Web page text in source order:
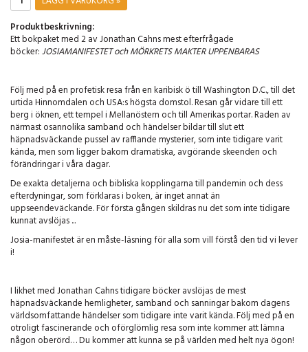
Produktbeskrivning:
Ett bokpaket med 2 av Jonathan Cahns mest efterfrågade
böcker:JOSIAMANIFESTET och MÖRKRETS MAKTER UPPENBARAS
Följ med på en profetisk resa från en karibisk ö till Washington D.C., till det
urtida Hinnomdalen och USA:s högsta domstol. Resan går vidare till ett
berg i öknen, ett tempel i Mellanöstern och till Amerikas portar. Raden av
närmast osannolika samband och händelser bildar till slut ett
häpnadsväckande pussel av rafflande mysterier, som inte tidigare varit
kända, men som ligger bakom dramatiska, avgörande skeenden och
förändringar i våra dagar.
De exakta detaljerna och bibliska kopplingarna till pandemin och dess
efterdyningar, som förklaras i boken, är inget annat än
uppseendeväckande. För första gången skildras nu det som inte tidigare
kunnat avslöjas ...
Josia-manifestet är en måste-läsning för alla som vill förstå den tid vi lever
i!
I likhet med Jonathan Cahns tidigare böcker avslöjas de mest
häpnadsväckande hemligheter, samband och sanningar bakom dagens
världsomfattande händelser som tidigare inte varit kända. Följ med på en
otroligt fascinerande och oförglömlig resa som inte kommer att lämna
någon oberörd… Du kommer att kunna se på världen med helt nya ögon!